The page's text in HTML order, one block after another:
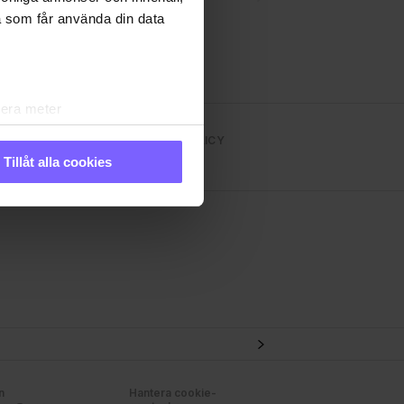
får använda din data
meter
. Du kan ändra
information från din enhet
kombinera informationen
tjänster. Du
Tillåt alla cookies
TIDNINGEN
INTEGRITETSPOLICY
Hantera cookie-